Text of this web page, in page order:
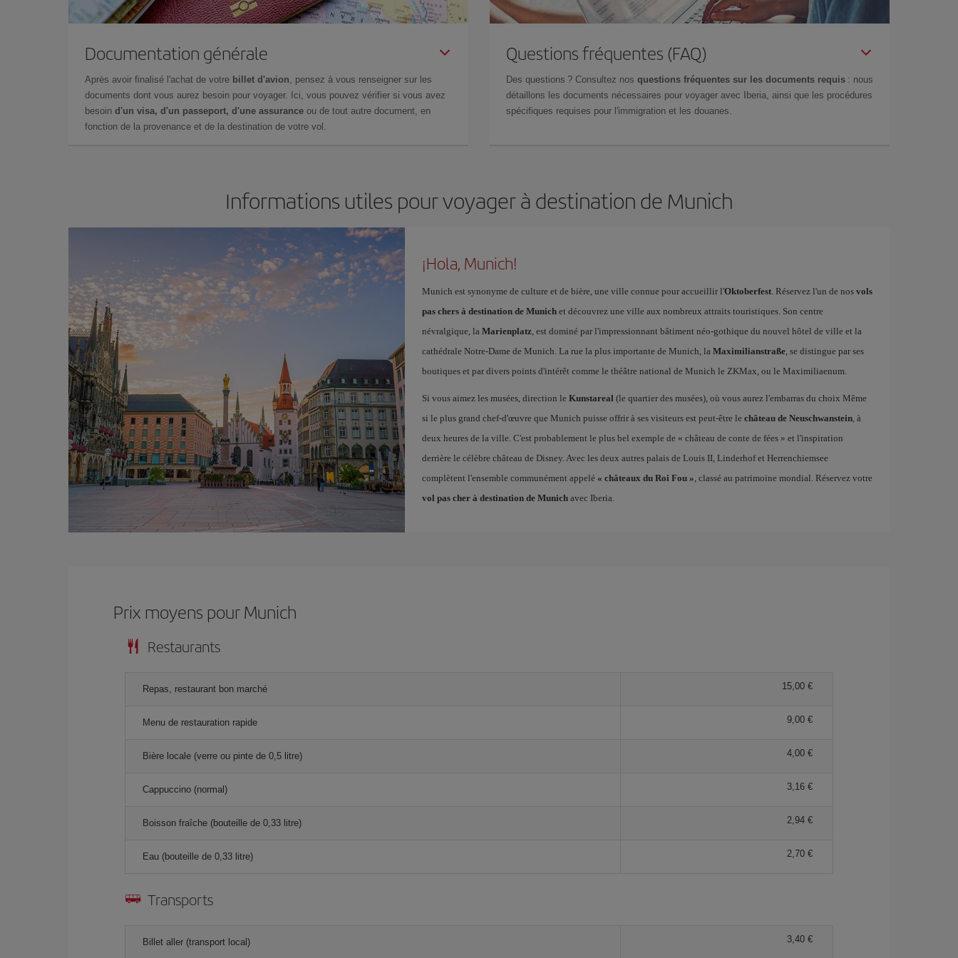
Documentation générale
Après avoir finalisé l'achat de votre billet d'avion, pensez à vous renseigner sur les
documents dont vous aurez besoin pour voyager. Ici, vous pouvez vérifier si vous avez
besoin d'un visa, d'un passeport, d'une assurance ou de tout autre document, en
fonction de la provenance et de la destination de votre vol.
Questions fréquentes (FAQ)
Des questions ? Consultez nos questions fréquentes sur les documents requis : nous
détaillons les documents nécessaires pour voyager avec Iberia, ainsi que les procédures
spécifiques requises pour l'immigration et les douanes.
Informations utiles pour voyager à destination de Munich
¡Hola, Munich!
Munich est synonyme de culture et de bière, une ville connue pour accueillir l'Oktoberfest. Réservez l'un de nos vols
pas chers à destination de Munichet découvrez une ville aux nombreux attraits touristiques. Son centre
névralgique, la Marienplatz, est dominé par l'impressionnant bâtiment néo-gothique du nouvel hôtel de ville et la
cathédrale Notre-Dame de Munich. La rue la plus importante de Munich, la Maximilianstraße, se distingue par ses
boutiques et par divers points d'intérêt comme le théâtre national de Munich le ZKMax, ou le Maximiliaenum.
Si vous aimez les musées, direction le Kunstareal (le quartier des musées), où vous aurez l'embarras du choix Même
si le plus grand chef-d'œuvre que Munich puisse offrir à ses visiteurs est peut-être le château de Neuschwanstein, à
deux heures de la ville. C'est probablement le plus bel exemple de « château de conte de fées » et l'inspiration
derrière le célèbre château de Disney. Avec les deux autres palais de Louis II, Linderhof et Herrenchiemsee
complètent l'ensemble communément appelé « châteaux du Roi Fou », classé au patrimoine mondial. Réservez votre
vol pas cher à destination de Munichavec Iberia.
Prix ​​moyens pour Munich
Restaurants
Repas, restaurant bon marché 15,00 €
Menu de restauration rapide 9,00 €
Bière locale (verre ou pinte de 0,5 litre) 4,00 €
Cappuccino (normal) 3,16 €
Boisson fraîche (bouteille de 0,33 litre) 2,94 €
Eau (bouteille de 0,33 litre) 2,70 €
Transports
Billet aller (transport local) 3,40 €